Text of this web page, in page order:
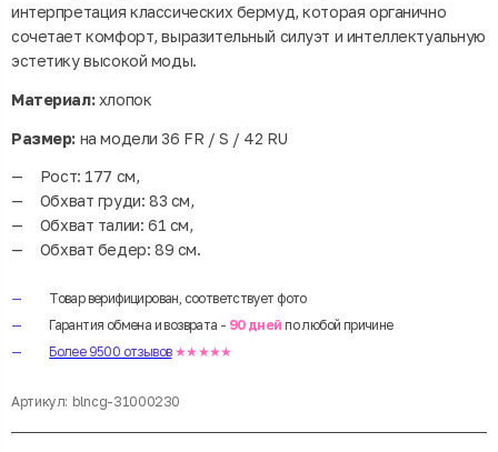
интерпретация классических бермуд, которая органично
сочетает комфорт, выразительный силуэт и интеллектуальную
эстетику высокой моды.
Материал:хлопок
Размер: на модели 36 FR / S / 42 RU
Рост: 177 см,
Обхват груди: 83 см,
Обхват талии: 61 см,
Обхват бедер: 89 см.
Товар верифицирован, соответствует фото
Гарантия обмена и возврата - 90 дней по любой причине
Более 9500 отзывов ★★★★★
Артикул: blncg-31000230